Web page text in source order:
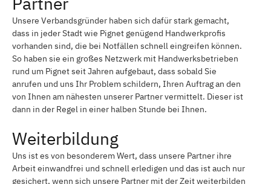
Unsere Verbandsgründer haben sich dafür stark gemacht,
dass in jeder Stadt wie Pignet genügend Handwerkprofis
vorhanden sind, die bei Notfällen schnell eingreifen können.
So haben sie ein großes Netzwerk mit Handwerksbetrieben
rund um Pignet seit Jahren aufgebaut, dass sobald Sie
anrufen und uns Ihr Problem schildern, Ihren Auftrag an den
von Ihnen am nähesten unserer Partner vermittelt. Dieser ist
dann in der Regel in einer halben Stunde bei Ihnen.
Weiterbildung
Uns ist es von besonderem Wert, dass unsere Partner ihre
Arbeit einwandfrei und schnell erledigen und das ist auch nur
gesichert, wenn sich unsere Partner mit der Zeit weiterbilden